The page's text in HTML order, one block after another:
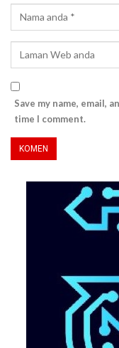
Save my name, email,
time I comment.